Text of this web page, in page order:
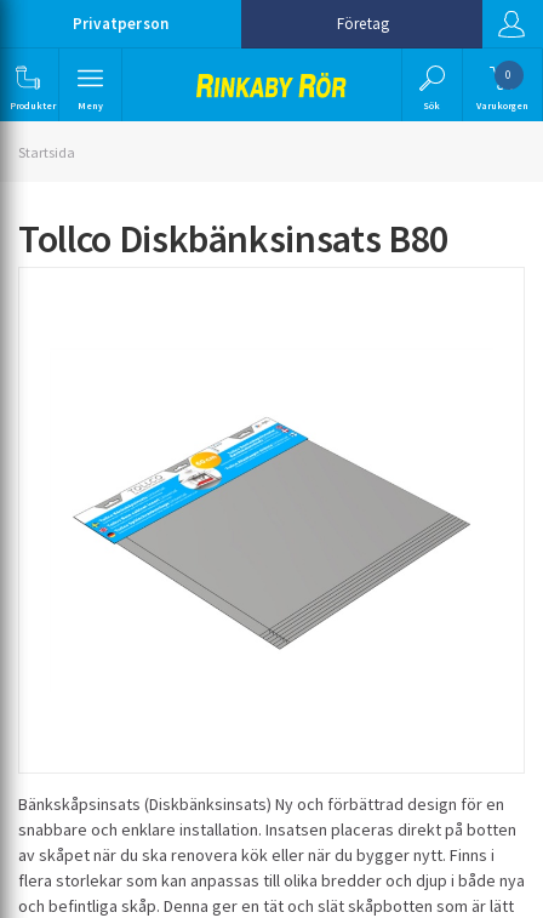
Privatperson Företag
Produkter Meny Sök
0
Varukorgen
Startsida
Tollco Diskbänksinsats B80
Bänkskåpsinsats (Diskbänksinsats) Ny och förbättrad design för en
snabbare och enklare installation. Insatsen placeras direkt på botten
av skåpet när du ska renovera kök eller när du bygger nytt. Finns i
flera storlekar som kan anpassas till olika bredder och djup i både nya
och befintliga skåp. Denna ger en tät och slät skåpbotten som är lätt